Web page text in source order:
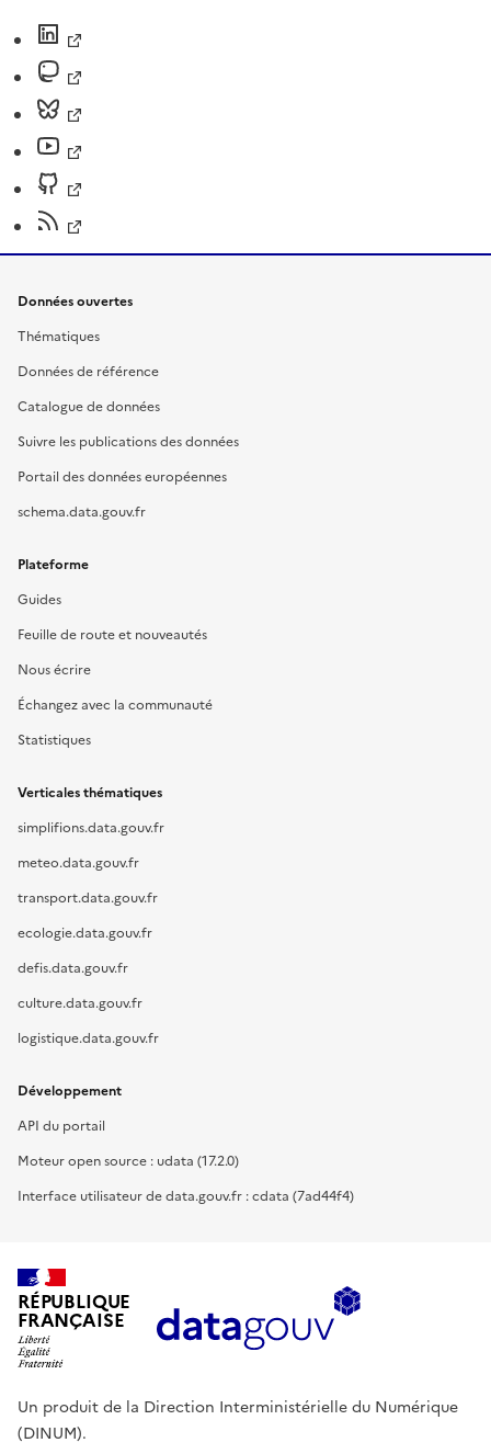
Données ouvertes
Thématiques
Données de référence
Catalogue de données
Suivre les publications des données
Portail des données européennes
schema.data.gouv.fr
Plateforme
Guides
Feuille de route et nouveautés
Nous écrire
Échangez avec la communauté
Statistiques
Verticales thématiques
simplifions.data.gouv.fr
meteo.data.gouv.fr
transport.data.gouv.fr
ecologie.data.gouv.fr
defis.data.gouv.fr
culture.data.gouv.fr
logistique.data.gouv.fr
Développement
API du portail
Moteur open source : udata (17.2.0)
Interface utilisateur de data.gouv.fr : cdata (7ad44f4)
RÉPUBLIQUE
FRANÇAISE
Un produit de la Direction Interministérielle du Numérique
(DINUM).